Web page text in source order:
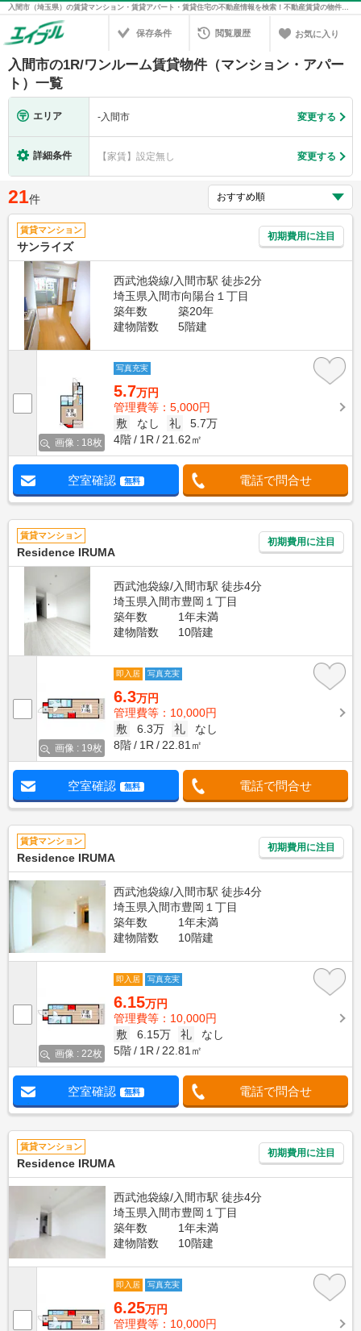
入間市（埼玉県）の賃貸マンション・賃貸アパート・賃貸住宅の不動産情報を検索！不動産賃貸の物件探しは、お部屋探しのエイブル
保存条件 閲覧履歴 お気に入り
入間市の1R/ワンルーム賃貸物件（マンション・アパー
ト）一覧
エリア -入間市 変更する
詳細条件 【家賃】設定無し 変更する
21件
賃貸マンション
サンライズ
初期費用に注目
西武池袋線/入間市駅 徒歩2分
埼玉県入間市向陽台１丁目
築年数
築20年
建物階数
5階建
画像 : 18枚
写真充実
5.7万円
管理費等：5,000円
敷
なし 礼
5.7万
4階
1R 21.62㎡
空室確認 無料 電話で問合せ
賃貸マンション
Residence IRUMA
初期費用に注目
西武池袋線/入間市駅 徒歩4分
埼玉県入間市豊岡１丁目
築年数
1年未満
建物階数
10階建
画像 : 19枚
即入居 写真充実
6.3万円
管理費等：10,000円
敷
6.3万 礼
なし
8階
1R 22.81㎡
空室確認 無料 電話で問合せ
賃貸マンション
Residence IRUMA
初期費用に注目
西武池袋線/入間市駅 徒歩4分
埼玉県入間市豊岡１丁目
築年数
1年未満
建物階数
10階建
画像 : 22枚
即入居 写真充実
6.15万円
管理費等：10,000円
敷
6.15万 礼
なし
5階
1R 22.81㎡
空室確認 無料 電話で問合せ
賃貸マンション
Residence IRUMA
初期費用に注目
西武池袋線/入間市駅 徒歩4分
埼玉県入間市豊岡１丁目
築年数
1年未満
建物階数
10階建
即入居 写真充実
6.25万円
管理費等：10,000円